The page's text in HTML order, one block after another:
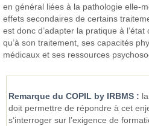
en général liées à la pathologie elle-
effets secondaires de certains
est donc d’adapter la pratique à
qu’à son traitement, ses capacités
médicaux et ses ressources
Remarque du COPIL by IRBMS :
doit permettre de répondre à cet
s‘interroger sur l’exigence de